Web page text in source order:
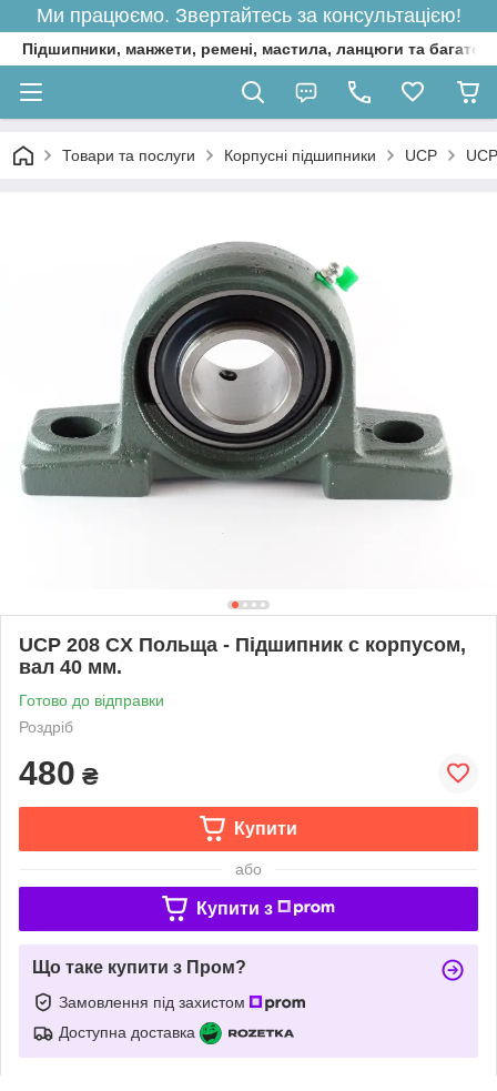
Ми працюємо. Звертайтесь за консультацією!
Підшипники, манжети, ремені, мастила, ланцюги та багато
Товари та послуги Корпусні підшипники UCP
UCP 208 CX Польща - Підшипник c корпусом,
вал 40 мм.
Готово до відправки
Роздріб
480 ₴
Купити
або
Купити з
Що таке купити з Пром?
Замовлення під захистом
Доступна доставка